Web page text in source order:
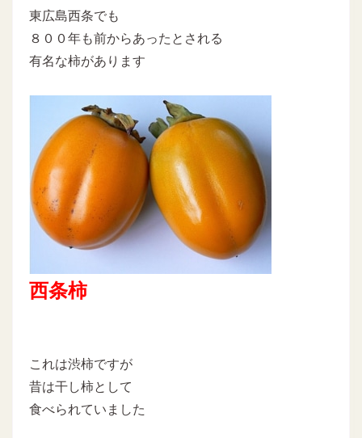
東広島西条でも
８００年も前からあったとされる
有名な柿があります
西条柿
これは渋柿ですが
昔は干し柿として
食べられていました